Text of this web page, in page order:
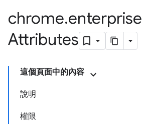
chrome.enterprise
Attributes
這個頁面中的內容
說明
權限